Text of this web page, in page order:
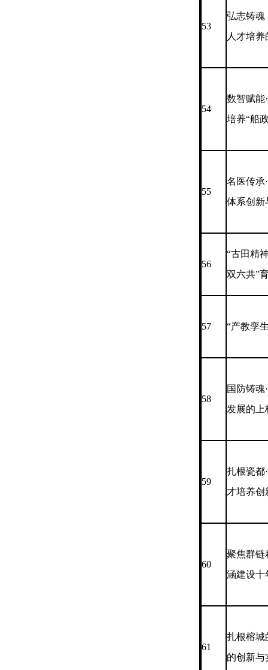
53
弘志铸魂
人才培
54
数智赋能
培养“船
55
名医传承
体系创
56
“古田精
双六共”
57 “产教孪
58
国防铸魂
发展的
59
扎根瓷都
才培养
60
聚焦群链
涵建设
61
扎根榕城
的创新